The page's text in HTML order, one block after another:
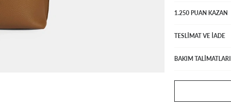
1.250 PUAN KAZAN
TESLİMAT VE İADE
BAKIM TALİMATLARI